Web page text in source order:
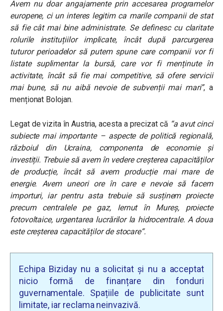
Avem nu doar angajamente prin accesarea programelor
europene, ci un interes legitim ca marile companii de stat
să fie cât mai bine administrate. Se definesc cu claritate
rolurile instituțiilor implicate, încât după parcurgerea
tuturor perioadelor să putem spune care companii vor fi
listate suplimentar la bursă, care vor fi menținute în
activitate, încât să fie mai competitive, să ofere servicii
mai bune, să nu aibă nevoie de subvenții mai mari”, a
menționat Bolojan.
Legat de vizita în Austria, acesta a precizat că “a avut cinci
subiecte mai importante – aspecte de politică regională,
războiul din Ucraina, componenta de economie și
investiții. Trebuie să avem în vedere creșterea capacităților
de producție, încât să avem producție mai mare de
energie. Avem uneori ore în care e nevoie să facem
importuri, iar pentru asta trebuie să susținem proiecte
precum centralele pe gaz, Iernut în Mureș, proiecte
fotovoltaice, urgentarea lucrărilor la hidrocentrale. A doua
este creșterea capacităților de stocare“.
Echipa Biziday nu a solicitat și nu a acceptat
nicio formă de finanțare din fonduri
guvernamentale. Spațiile de publicitate sunt
limitate, iar reclama neinvazivă.